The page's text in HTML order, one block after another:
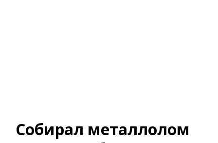
Собирал металлолом